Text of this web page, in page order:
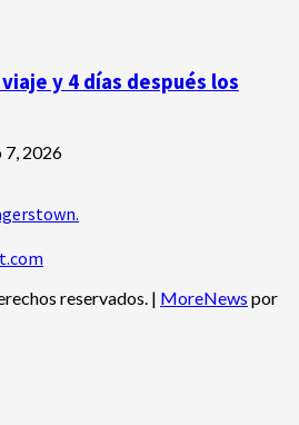
y 4 días después los
7, 2026
reservados. | MoreNews por